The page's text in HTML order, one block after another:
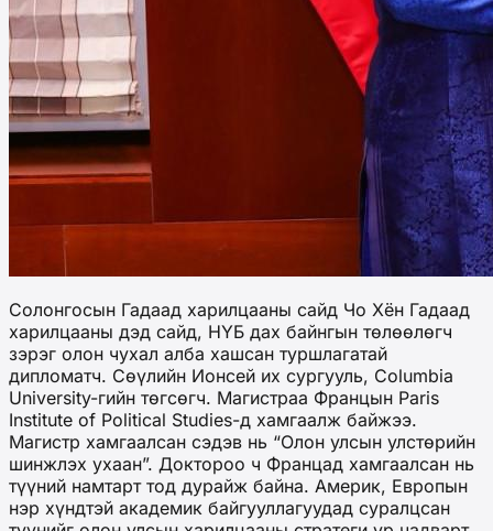
Солонгосын Гадаад харилцааны сайд Чо Хён Гадаад
харилцааны дэд сайд, НҮБ дах байнгын төлөөлөгч
зэрэг олон чухал алба хашсан туршлагатай
дипломатч. Сөүлийн Ионсей их сургууль, Columbia
University-гийн төгсөгч. Магистраа Францын Paris
Institute of Political Studies-д хамгаалж байжээ.
Магистр хамгаалсан сэдэв нь “Олон улсын улстөрийн
шинжлэх ухаан”. Доктороо ч Францад хамгаалсан нь
түүний намтарт тод дурайж байна. Америк, Европын
нэр хүндтэй академик байгууллагуудад суралцсан